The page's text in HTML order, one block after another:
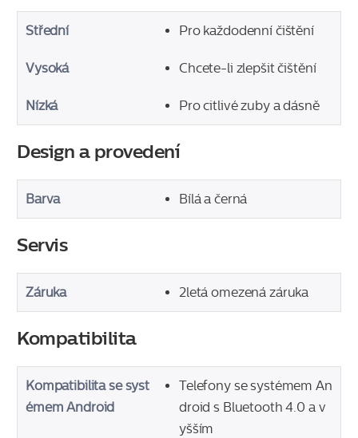
Střední Pro každodenní čištění
Vysoká Chcete-li zlepšit čištění
Nízká Pro citlivé zuby a dásně
Design a provedení
Barva Bílá a černá
Servis
Záruka 2letá omezená záruka
Kompatibilita
Kompatibilita se syst
émem Android
Telefony se systémem An
droid s Bluetooth 4.0 a v
yšším